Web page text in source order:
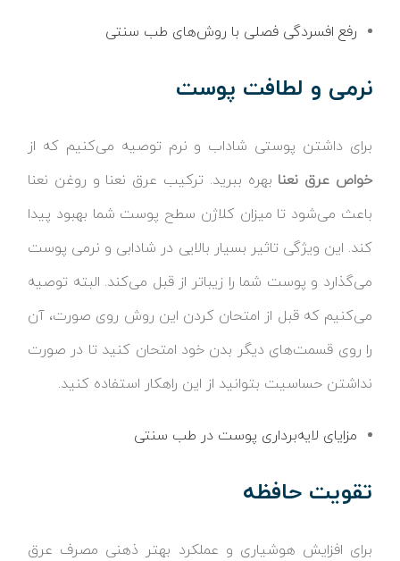
رفع افسردگی فصلی با روش‌های طب سنتی
نرمی و لطافت پوست
برای داشتن پوستی شاداب و نرم توصیه می‌کنیم که از
خواص عرق نعنا بهره ببرید. ترکیب عرق نعنا و روغن نعنا
باعث می‌شود تا میزان کلاژن سطح پوست شما بهبود پیدا
کند. این ویژگی تاثیر بسیار بالایی در شادابی و نرمی پوست
می‌گذارد و پوست شما را زیباتر از قبل می‌کند. البته توصیه
می‌کنیم که قبل از امتحان کردن این روش روی صورت، آن
را روی قسمت‌های دیگر بدن خود امتحان کنید تا در صورت
نداشتن حساسیت بتوانید از این راهکار استفاده کنید.
مزایای لایه‌برداری پوست در طب سنتی
تقویت حافظه
برای افزایش هوشیاری و عملکرد بهتر ذهنی مصرف عرق